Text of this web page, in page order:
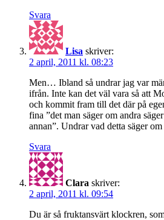
Svara
Lisa skriver:
2 april, 2011 kl. 08:23
Men… Ibland så undrar jag var
ifrån. Inte kan det väl vara så att
och kommit fram till det där på
fina ”det man säger om andra
annan”. Undrar vad detta säger
Svara
Clara skriver:
2 april, 2011 kl. 09:54
Du är så fruktansvärt klockren,